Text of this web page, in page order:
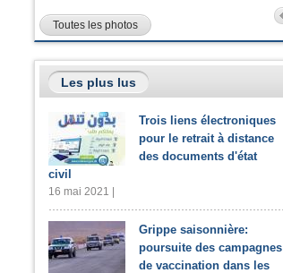
Toutes les photos
Les plus lus
Trois liens électroniques
pour le retrait à distance
des documents d'état
civil
16 mai 2021 |
Grippe saisonnière:
poursuite des campagnes
de vaccination dans les